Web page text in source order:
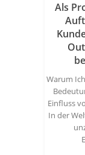
Als
Warum
Einfluss
In der